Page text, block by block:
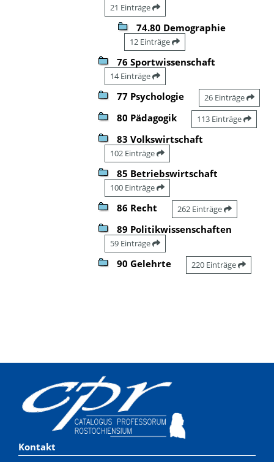
21 Einträge
74.80 Demographie
12 Einträge
76 Sportwissenschaft
14 Einträge
77 Psychologie 26 Einträge
80 Pädagogik 113 Einträge
83 Volkswirtschaft
102 Einträge
85 Betriebswirtschaft
100 Einträge
86 Recht 262 Einträge
89 Politikwissenschaften
59 Einträge
90 Gelehrte 220 Einträge
Kontakt